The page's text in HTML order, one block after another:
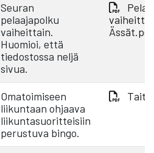
Seuran
pelaajapolku
vaiheittain.
Huomioi, että
tiedostossa neljä
sivua.
Ässät.pdf
Omatoimiseen
liikuntaan ohjaava
liikuntasuoritteisiin
perustuva bingo.